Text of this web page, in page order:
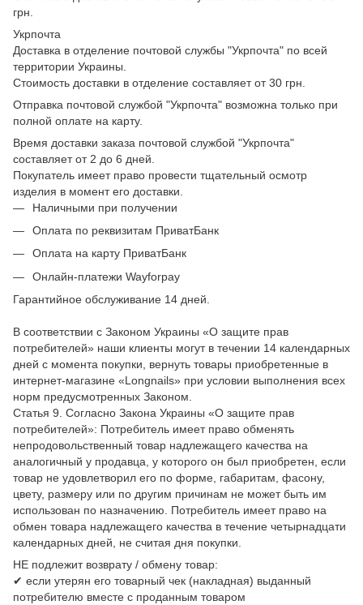
грн.
Укрпочта
Доставка в отделение почтовой службы "Укрпочта" по всей
территории Украины.
Стоимость доставки в отделение составляет от 30 грн.
Отправка почтовой службой "Укрпочта" возможна только при
полной оплате на карту.
Время доставки заказа почтовой службой "Укрпочта"
составляет от 2 до 6 дней.
Покупатель имеет право провести тщательный осмотр
изделия в момент его доставки.
Наличными при получении
Оплата по реквизитам ПриватБанк
Оплата на карту ПриватБанк
Онлайн-платежи Wayforpay
Гарантийное обслуживание 14 дней.
В соответствии с Законом Украины «О защите прав
потребителей» наши клиенты могут в течении 14 календарных
дней с момента покупки, вернуть товары приобретенные в
интернет-магазине «Longnails» при условии выполнения всех
норм предусмотренных Законом.
Статья 9. Согласно Закона Украины «О защите прав
потребителей»: Потребитель имеет право обменять
непродовольственный товар надлежащего качества на
аналогичный у продавца, у которого он был приобретен, если
товар не удовлетворил его по форме, габаритам, фасону,
цвету, размеру или по другим причинам не может быть им
использован по назначению. Потребитель имеет право на
обмен товара надлежащего качества в течение четырнадцати
календарных дней, не считая дня покупки.
НЕ подлежит возврату / обмену товар:
✔ если утерян его товарный чек (накладная) выданный
потребителю вместе с проданным товаром